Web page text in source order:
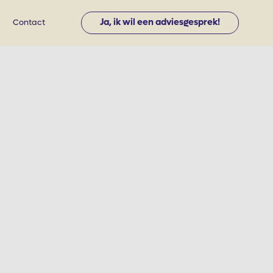
Contact Ja, ik wil een adviesgesprek!